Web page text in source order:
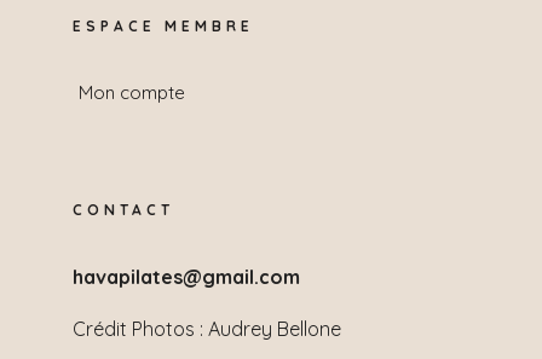
ESPACE MEMBRE
Mon compte
CONTACT
havapilates@gmail.com
Crédit Photos : Audrey Bellone